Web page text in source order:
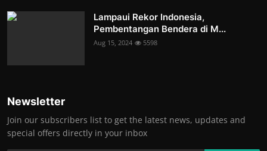
Lampaui Rekor Indonesia,
Pembentangan Bendera di M...
Aug 15, 2024 5598
Newsletter
Join our subscribers list to get the latest news, updates and
special offers directly in your inbox